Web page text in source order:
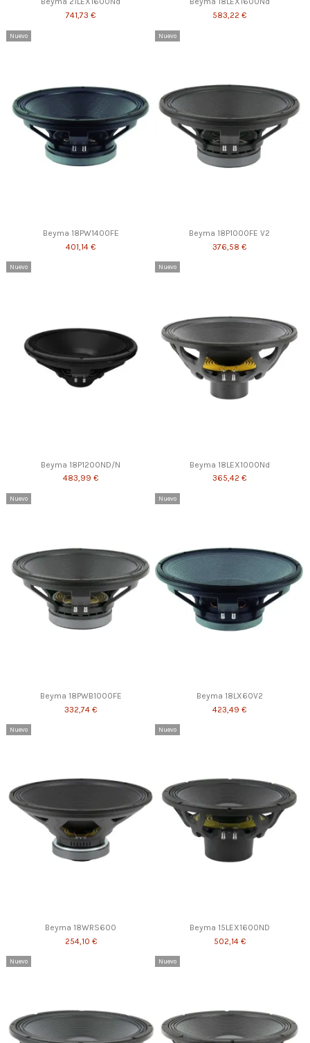
741,73 €
583,22 €
Nuevo
Beyma 18PW1400FE
401,14 €
Nuevo
Beyma 18P1000FE V2
376,58 €
Nuevo
Beyma 18P1200ND/N
483,99 €
Nuevo
Beyma 18LEX1000Nd
365,42 €
Nuevo
Beyma 18PWB1000FE
332,74 €
Nuevo
Beyma 18LX60V2
423,49 €
Nuevo
Beyma 18WRS600
254,10 €
Nuevo
Beyma 15LEX1600ND
502,14 €
Nuevo Nuevo